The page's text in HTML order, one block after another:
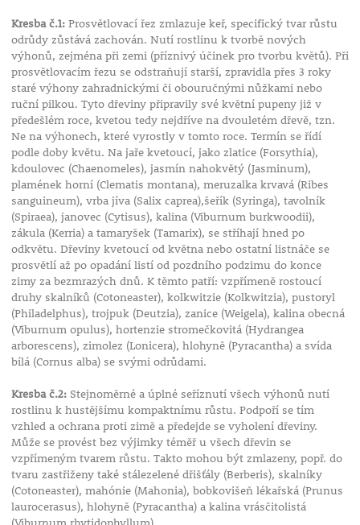
Kresba č.1:Prosvětlovací řez zmlazuje keř, specifický tvar růstu
odrůdy zůstává zachován. Nutí rostlinu k tvorbě nových
výhonů, zejména při zemi (příznivý účinek pro tvorbu květů). Při
prosvětlovacím řezu se odstraňují starší, zpravidla přes 3 roky
staré výhony zahradnickými či obouručnými nůžkami nebo
ruční pilkou. Tyto dřeviny připravily své květní pupeny již v
předešlém roce, kvetou tedy nejdříve na dvouletém dřevě, tzn.
Ne na výhonech, které vyrostly v tomto roce. Termín se řídí
podle doby květu. Na jaře kvetoucí, jako zlatice (Forsythia),
kdoulovec (Chaenomeles), jasmín nahokvětý (Jasminum),
plamének horní (Clematis montana), meruzalka krvavá (Ribes
sanguineum), vrba jíva (Salix caprea),šeřík (Syringa), tavolník
(Spiraea), janovec (Cytisus), kalina (Viburnum burkwoodii),
zákula (Kerria) a tamaryšek (Tamarix), se stříhají hned po
odkvětu. Dřeviny kvetoucí od května nebo ostatní listnáče se
prosvětlí až po opadání listí od pozdního podzimu do konce
zimy za bezmrazých dnů. K těmto patří: vzpřímeně rostoucí
druhy skalníků (Cotoneaster), kolkwitzie (Kolkwitzia), pustoryl
(Philadelphus), trojpuk (Deutzia), zanice (Weigela), kalina obecná
(Viburnum opulus), hortenzie stromečkovitá (Hydrangea
arborescens), zimolez (Lonicera), hlohyně (Pyracantha) a svída
bílá (Cornus alba) se svými odrůdami.
Kresba č.2:Stejnoměrné a úplné seříznutí všech výhonů nutí
rostlinu k hustějšímu kompaktnímu růstu. Podpoří se tím
vzhled a ochrana proti zimě a předejde se vyholení dřeviny.
Může se provést bez výjimky téměř u všech dřevin se
vzpřímeným tvarem růstu. Takto mohou být zmlazeny, popř. do
tvaru zastřiženy také stálezelené dřišťály (Berberis), skalníky
(Cotoneaster), mahónie (Mahonia), bobkovišeň lékařská (Prunus
laurocerasus), hlohyně (Pyracantha) a kalina vrásčitolistá